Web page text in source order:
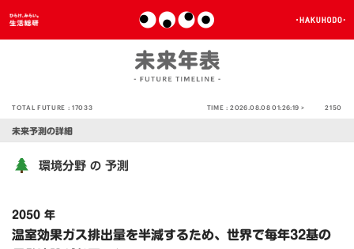
TOTAL FUTURE :17033 TIME :2026.08.08 01:26:19 > 2150
未来予測の詳細
環境分野 の 予測
2050 年
温室効果ガス排出量を半減するため、世界で毎年32基の